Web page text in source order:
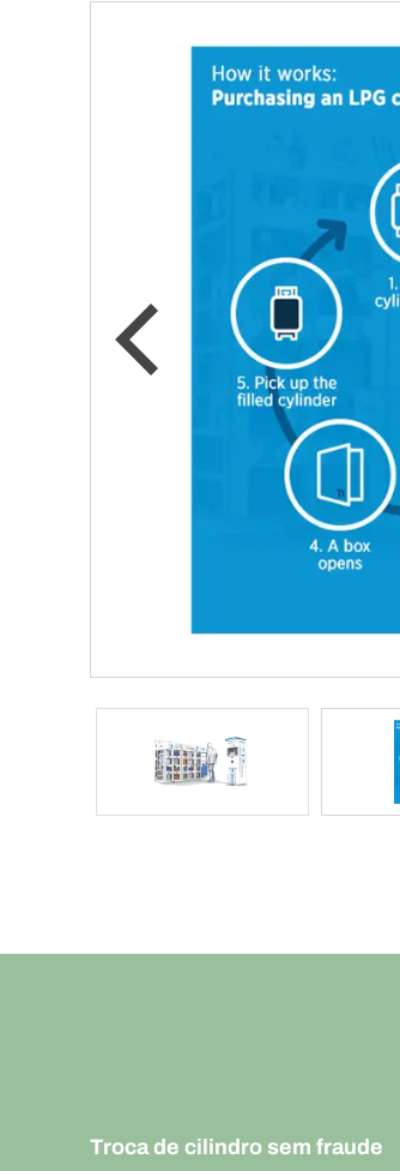
Troca de cilindro sem fraude